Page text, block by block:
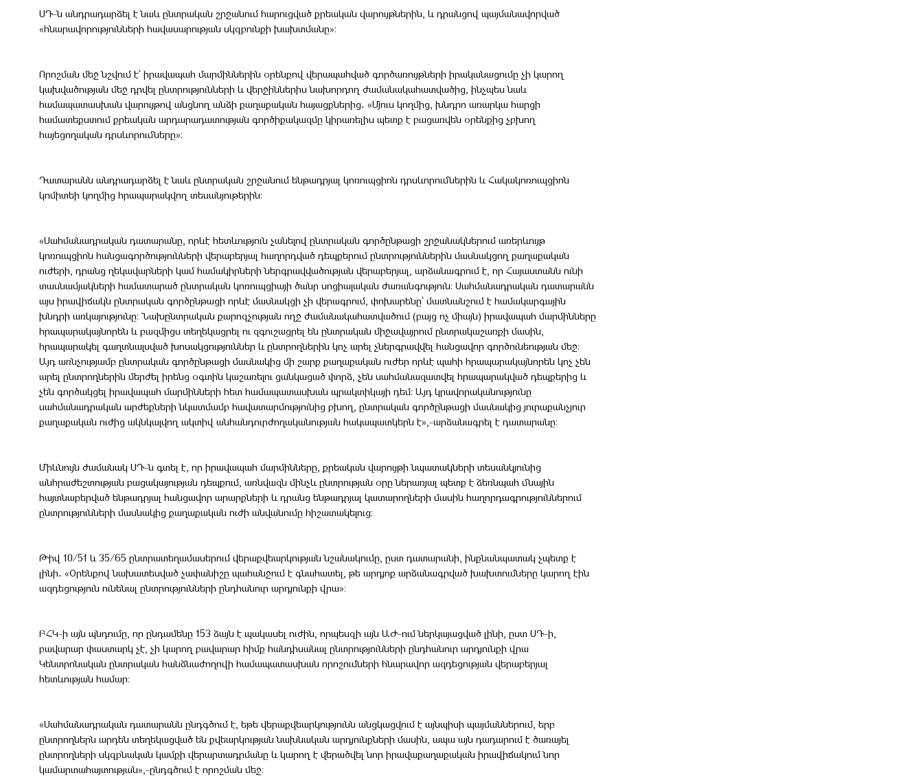
ՍԴ-ն անդրադարձել է նաև ընտրական շրջանում հարուցված քրեական վարույթներին, և դրանցով պայմանավորված
«հնարավորությունների հավասարության սկզբունքի խախտմանը»։
Որոշման մեջ նշվում է՝ իրավապահ մարմիններին օրենքով վերապահված գործառույթների իրականացումը չի կարող
կախվածության մեջ դրվել ընտրությունների և վերջիններիս նախորդող ժամանակահատվածից, ինչպես նաև
համապատասխան վարույթով անցնող անձի քաղաքական հայացքներից․ «Մյուս կողմից, խնդրո առարկա հարցի
համատեքստում քրեական արդարադատության գործիքակազմը կիրառելիս պետք է բացառվեն օրենքից չբխող
հայեցողական դրսևորումները»։
Դատարանն անդրադարձել է նաև ընտրական շրջանում ենթադրյալ կոռուպցիոն դրսևորումներին և Հակակոռուպցիոն
կոմիտեի կողմից հրապարակվող տեսանյութերին։
«Սահմանադրական դատարանը, որևէ հետևություն չանելով ընտրական գործընթացի շրջանակներում առերևույթ
կոռուպցիոն հանցագործությունների վերաբերյալ հաղորդված դեպքերում ընտրություններին մասնակցող քաղաքական
ուժերի, դրանց ղեկավարների կամ համակիրների ներգրավվածության վերաբերյալ, արձանագրում է, որ Հայաստանն ունի
տասնամյակների համատարած ընտրական կոռուպցիայի ծանր սոցիալական ժառանգություն։ Սահմանադրական դատարանն
այս իրավիճակն ընտրական գործընթացի որևէ մասնակցի չի վերագրում, փոխարենը՝ մատնանշում է համակարգային
խնդրի առկայությունը։ Նախընտրական քարոզչության ողջ ժամանակահատվածում (բայց ոչ միայն) իրավապահ մարմինները
հրապարակայնորեն և բազմիցս տեղեկացրել ու զգուշացրել են ընտրական միջավայրում ընտրակաշառքի մասին,
հրապարակել գաղտնալսված խոսակցություններ և ընտրողներին կոչ արել չներգրավվել հանցավոր գործունեության մեջ։
Այդ առնչությամբ ընտրական գործընթացի մասնակից մի շարք քաղաքական ուժեր որևէ պահի հրապարակայնորեն կոչ չեն
արել ընտրողներին մերժել իրենց օգտին կաշառելու ցանկացած փորձ, չեն սահմանազատվել հրապարակված դեպքերից և
չեն գործակցել իրավապահ մարմինների հետ համապատասխան պրակտիկայի դեմ։ Այդ կրավորականությունը
սահմանադրական արժեքների նկատմամբ հավատարմությունից բխող, ընտրական գործընթացի մասնակից յուրաքանչյուր
քաղաքական ուժից ակնկալվող ակտիվ անհանդուրժողականության հակապատկերն է»,-արձանագրել է դատարանը։
Միևնույն ժամանակ ՍԴ-ն գտել է, որ իրավապահ մարմինները, քրեական վարույթի նպատակների տեսանկյունից
անհրաժեշտության բացակայության դեպքում, առնվազն մինչև ընտրության օրը ներառյալ պետք է ձեռնպահ մնային
հայտնաբերված ենթադրյալ հանցավոր արարքների և դրանց ենթադրյալ կատարողների մասին հաղորդագրություններում
ընտրությունների մասնակից քաղաքական ուժի անվանումը հիշատակելուց:
Թիվ 10/51 և 35/65 ընտրատեղամասերում վերաքվեարկության նշանակումը, ըստ դատարանի, ինքնանպատակ չպետք է
լինի․ «Օրենքով նախատեսված չափանիշը պահանջում է գնահատել, թե արդյոք արձանագրված խախտուﬓերը կարող էին
ազդեցություն ունենալ ընտրությունների ընդհանուր արդյունքի վրա»։
ԲՀԿ-ի այն պնդումը, որ ընդամենը 153 ձայն է պակասել ուժին, որպեսզի այն ԱԺ-ում ներկայացված լինի, ըստ ՍԴ-ի,
բավարար փաստարկ չէ, չի կարող բավարար հիմք հանդիսանալ ընտրությունների ընդհանուր արդյունքի վրա
Կենտրոնական ընտրական հանձնաժողովի համապատասխան որոշուﬓերի հնարավոր ազդեցության վերաբերյալ
հետևության համար։
«Սահմանադրական դատարանն ընդգծում է, եթե վերաքվեարկությունն անցկացվում է այնպիսի պայմաններում, երբ
ընտրողներն արդեն տեղեկացված են քվեարկության նախնական արդյունքների մասին, ապա այն դադարում է ծառայել
ընտրողների սկզբնական կամքի վերարտադրմանը և կարող է վերածվել նոր իրավաքաղաքական իրավիճակում նոր
կամարտահայտության»,-ընդգծում է որոշման մեջ։